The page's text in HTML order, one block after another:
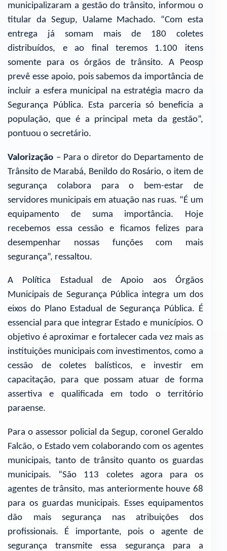
municipalizaram a gestão do trânsito, informou o
titular da Segup, Ualame Machado. “Com esta
entrega já somam mais de 180 coletes
distribuídos, e ao final teremos 1.100 itens
somente para os órgãos de trânsito. A Peosp
prevê esse apoio, pois sabemos da importância de
incluir a esfera municipal na estratégia macro da
Segurança Pública. Esta parceria só beneficia a
população, que é a principal meta da gestão”,
pontuou o secretário.
Valorização – Para o diretor do Departamento de
Trânsito de Marabá, Benildo do Rosário, o item de
segurança colabora para o bem-estar de
servidores municipais em atuação nas ruas. “É um
equipamento de suma importância. Hoje
recebemos essa cessão e ficamos felizes para
desempenhar nossas funções com mais
segurança”, ressaltou.
A Política Estadual de Apoio aos Órgãos
Municipais de Segurança Pública integra um dos
eixos do Plano Estadual de Segurança Pública. É
essencial para que integrar Estado e municípios. O
objetivo é aproximar e fortalecer cada vez mais as
instituições municipais com investimentos, como a
cessão de coletes balísticos, e investir em
capacitação, para que possam atuar de forma
assertiva e qualificada em todo o território
paraense.
Para o assessor policial da Segup, coronel Geraldo
Falcão, o Estado vem colaborando com os agentes
municipais, tanto de trânsito quanto os guardas
municipais. “São 113 coletes agora para os
agentes de trânsito, mas anteriormente houve 68
para os guardas municipais. Esses equipamentos
dão mais segurança nas atribuições dos
profissionais. É importante, pois o agente de
segurança transmite essa segurança para a